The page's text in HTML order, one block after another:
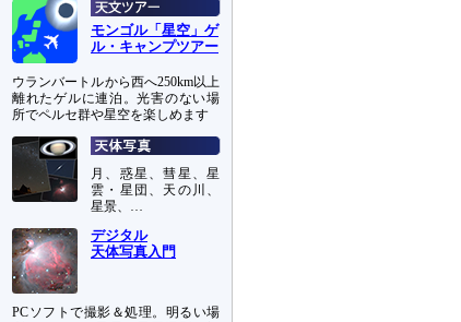
モンゴル「星空」ゲ
ル・キャンプツアー
ウランバートルから西へ250km以上
離れたゲルに連泊。光害のない場
所でペルセ群や星空を楽しめます
月、惑星、彗星、星
雲・星団、天の川、
星景、…
デジタル
天体写真入門
PCソフトで撮影＆処理。明るい場